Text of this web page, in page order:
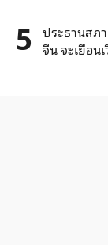
5 ประธานสภ
จีน จะเยือน